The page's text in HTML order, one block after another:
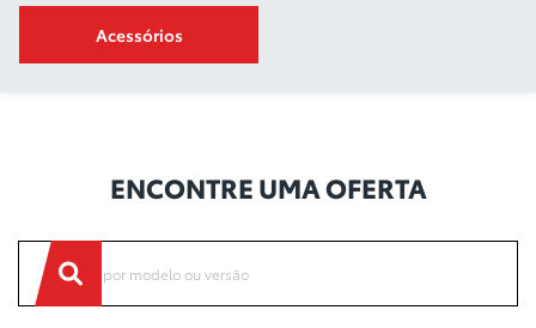
Acessórios
ENCONTRE UMA OFERTA